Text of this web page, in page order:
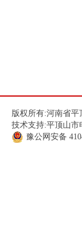
版权所有:河南省平
技术支持:平顶山市
豫公网安备